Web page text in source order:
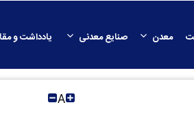
معدن صنایع معدنی یادداشت و
A